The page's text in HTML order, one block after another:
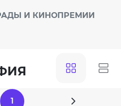
И КИНОПРЕМИИ
1